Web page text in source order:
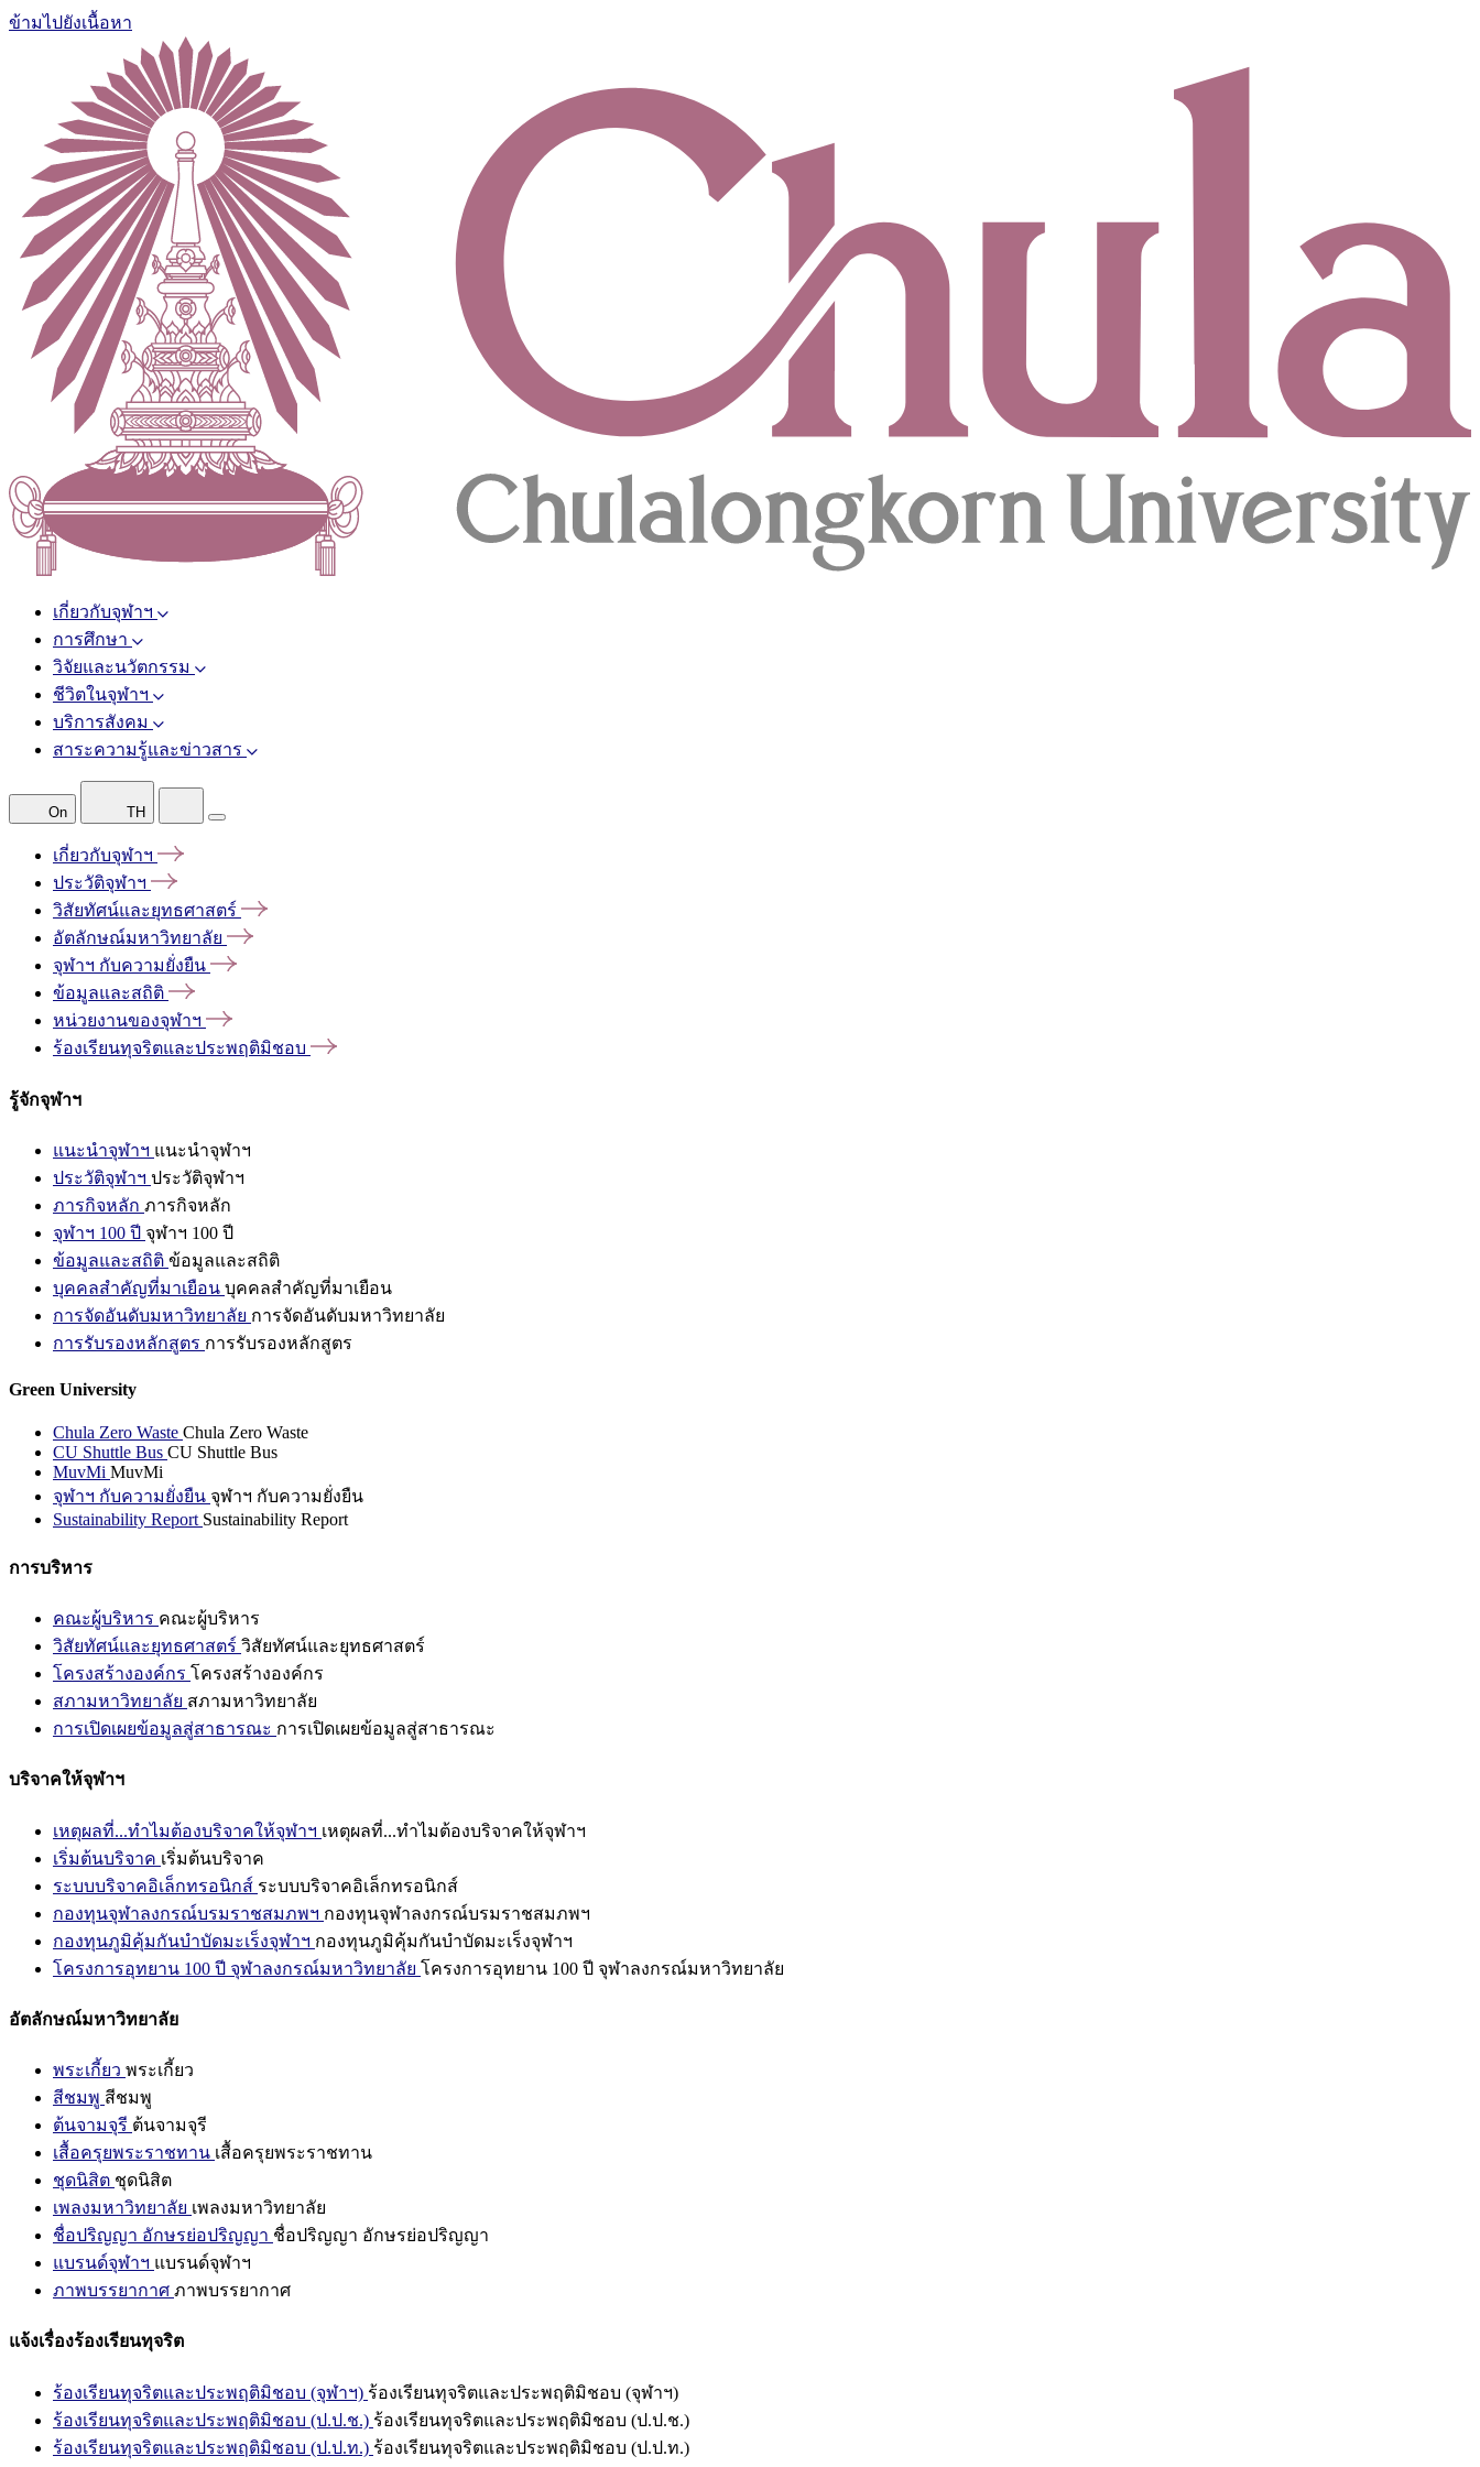
ข้ามไปยังเนื้อหา
เกี่ยวกับจุฬาฯ
การศึกษา
วิจัยและนวัตกรรม
ชีวิตในจุฬาฯ
บริการสังคม
สาระความรู้และข่าวสาร
On TH
เกี่ยวกับจุฬาฯ
ประวัติจุฬาฯ
วิสัยทัศน์และยุทธศาสตร์
อัตลักษณ์มหาวิทยาลัย
จุฬาฯ กับความยั่งยืน
ข้อมูลและสถิติ
หน่วยงานของจุฬาฯ
ร้องเรียนทุจริตและประพฤติมิชอบ
รู้จักจุฬาฯ
แนะนำจุฬาฯ แนะนำจุฬาฯ
ประวัติจุฬาฯ ประวัติจุฬาฯ
ภารกิจหลัก ภารกิจหลัก
จุฬาฯ 100 ปี จุฬาฯ 100 ปี
ข้อมูลและสถิติ ข้อมูลและสถิติ
บุคคลสำคัญที่มาเยือน บุคคลสำคัญที่มาเยือน
การจัดอันดับมหาวิทยาลัย การจัดอันดับมหาวิทยาลัย
การรับรองหลักสูตร การรับรองหลักสูตร
Green University
Chula Zero Waste Chula Zero Waste
CU Shuttle Bus CU Shuttle Bus
MuvMi MuvMi
จุฬาฯ กับความยั่งยืน จุฬาฯ กับความยั่งยืน
Sustainability Report Sustainability Report
การบริหาร
คณะผู้บริหาร คณะผู้บริหาร
วิสัยทัศน์และยุทธศาสตร์ วิสัยทัศน์และยุทธศาสตร์
โครงสร้างองค์กร โครงสร้างองค์กร
สภามหาวิทยาลัย สภามหาวิทยาลัย
การเปิดเผยข้อมูลสู่สาธารณะ การเปิดเผยข้อมูลสู่สาธารณะ
บริจาคให้จุฬาฯ
เหตุผลที่...ทำไมต้องบริจาคให้จุฬาฯ เหตุผลที่...ทำไมต้องบริจาคให้จุฬาฯ
เริ่มต้นบริจาค เริ่มต้นบริจาค
ระบบบริจาคอิเล็กทรอนิกส์ ระบบบริจาคอิเล็กทรอนิกส์
กองทุนจุฬาลงกรณ์บรมราชสมภพฯ กองทุนจุฬาลงกรณ์บรมราชสมภพฯ
กองทุนภูมิคุ้มกันบำบัดมะเร็งจุฬาฯ กองทุนภูมิคุ้มกันบำบัดมะเร็งจุฬาฯ
โครงการอุทยาน 100 ปี จุฬาลงกรณ์มหาวิทยาลัย โครงการอุทยาน 100 ปี จุฬาลงกรณ์มหาวิทยาลัย
อัตลักษณ์มหาวิทยาลัย
พระเกี้ยว พระเกี้ยว
สีชมพู สีชมพู
ต้นจามจุรี ต้นจามจุรี
เสื้อครุยพระราชทาน เสื้อครุยพระราชทาน
ชุดนิสิต ชุดนิสิต
เพลงมหาวิทยาลัย เพลงมหาวิทยาลัย
ชื่อปริญญา อักษรย่อปริญญา ชื่อปริญญา อักษรย่อปริญญา
แบรนด์จุฬาฯ แบรนด์จุฬาฯ
ภาพบรรยากาศ ภาพบรรยากาศ
แจ้งเรื่องร้องเรียนทุจริต
ร้องเรียนทุจริตและประพฤติมิชอบ (จุฬาฯ) ร้องเรียนทุจริตและประพฤติมิชอบ (จุฬาฯ)
ร้องเรียนทุจริตและประพฤติมิชอบ (ป.ป.ช.) ร้องเรียนทุจริตและประพฤติมิชอบ (ป.ป.ช.)
ร้องเรียนทุจริตและประพฤติมิชอบ (ป.ป.ท.) ร้องเรียนทุจริตและประพฤติมิชอบ (ป.ป.ท.)